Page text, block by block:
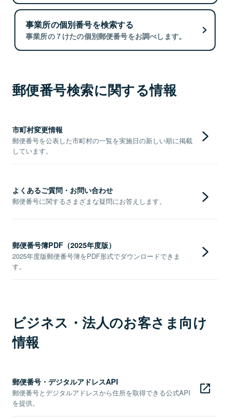
事業所の個別番号を検索する
事業所の７けたの個別郵便番号をお調べします。
郵便番号検索に関する情報
市町村変更情報
郵便番号を公表した市町村の一覧を実施日の新しい順に掲載
しています。
よくあるご質問・お問い合わせ
郵便番号に関するさまざまな疑問にお答えします。
郵便番号簿PDF（2025年度版）
2025年度版郵便番号簿をPDF形式でダウンロードできま
す。
ビジネス・法人のお客さま向け
情報
郵便番号・デジタルアドレスAPI
郵便番号とデジタルアドレスから住所を取得できる公式API
を提供。